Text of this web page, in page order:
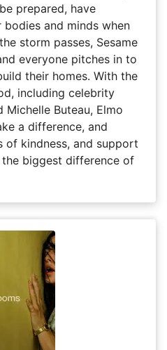
prepared, have
and minds when
storm passes, Sesame
everyone pitches in to
their homes. With the
including celebrity
Michelle Buteau, Elmo
a difference, and
of kindness, and support
biggest difference of